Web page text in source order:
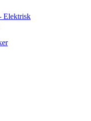
Elektrisk